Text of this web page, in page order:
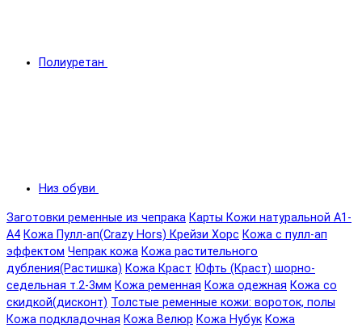
Полиуретан
Низ обуви
Заготовки ременные из чепрака Карты Кожи натуральной А1-
А4 Кожа Пулл-ап(Crazy Hors) Крейзи Хорс Кожа с пулл-ап
эффектом Чепрак кожа Кожа растительного
дубления(Растишка) Кожа Краст Юфть (Краст) шорно-
седельная т.2-3мм Кожа ременная Кожа одежная Кожа со
скидкой(дисконт) Толстые ременные кожи: вороток, полы
Кожа подкладочная Кожа Велюр Кожа Нубук Кожа